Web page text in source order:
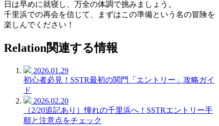
日は早めに就寝し、万全の体調で挑みましょう。
千里浜での再会を信じて、まずはこの準備という名の冒険を
楽しんでください！
Relation関連する情報
2026.01.29
初心者必見！SSTR最初の関門「エントリー」攻略ガイ
ド
2026.02.20
（2/20追記あり）憧れの千里浜へ！SSTRエントリー手
順と注意点をチェック